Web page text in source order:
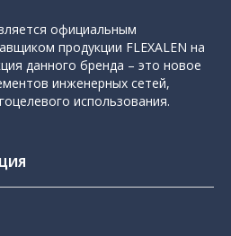
официальным
продукции FLEXALEN на
данного бренда – это новое
инженерных сетей,
использования.